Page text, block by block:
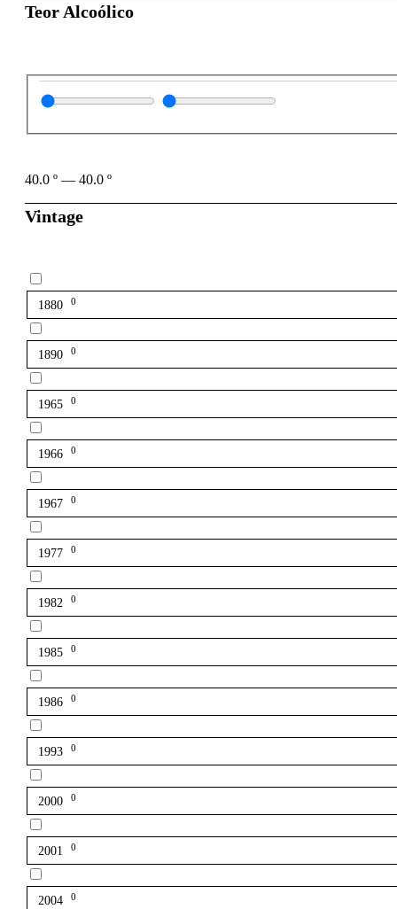
Teor Alcoólico
40.0 º — 40.0 º
Vintage
1880 0
1890 0
1965 0
1966 0
1967 0
1977 0
1982 0
1985 0
1986 0
1993 0
2000 0
2001 0
2004 0